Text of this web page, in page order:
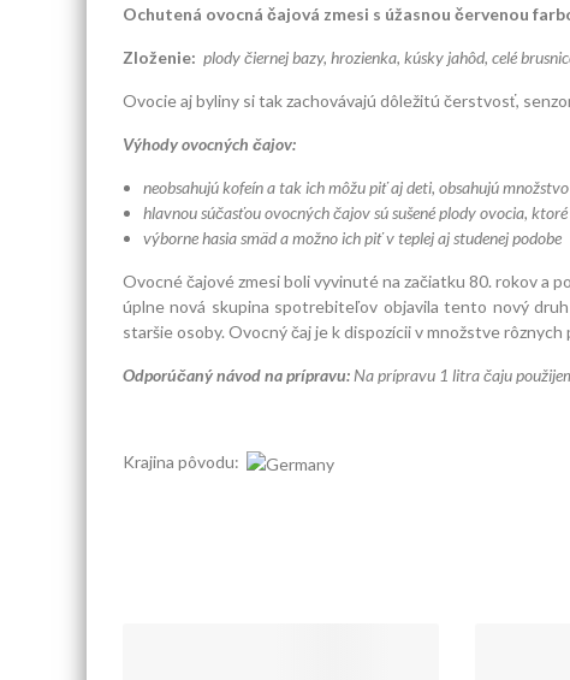
Ochutená ovocná čajová zmesi s úžasnou červenou
Zloženie: plody čiernej bazy, hrozienka, kúsky jahôd, celé
Ovocie aj byliny si tak zachovávajú dôležitú čerstvosť,
Výhody ovocných čajov:
neobsahujú kofeín a tak ich môžu piť aj deti, obsahujú
hlavnou súčasťou ovocných čajov sú sušené plody ovocia,
výborne hasia smäd a možno ich piť v teplej aj studenej podobe
Ovocné čajové zmesi boli vyvinuté na začiatku 80. rokov a
úplne nová skupina spotrebiteľov objavila tento nový
staršie osoby. Ovocný čaj je k dispozícii v množstve
Odporúčaný návod na prípravu:Na prípravu 1 litra čaju
Krajina pôvodu: